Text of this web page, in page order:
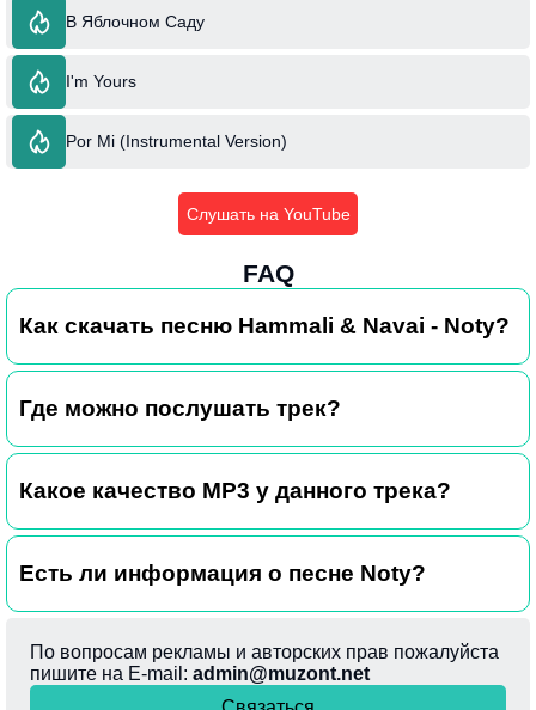
В Яблочном Саду
I'm Yours
Por Mi (Instrumental Version)
Слушать на YouTube
FAQ
Как скачать песню Hammali & Navai - Noty?
Где можно послушать трек?
Какое качество MP3 у данного трека?
Есть ли информация о песне Noty?
По вопросам рекламы и авторских прав пожалуйста
пишите на E-mail: admin@muzont.net